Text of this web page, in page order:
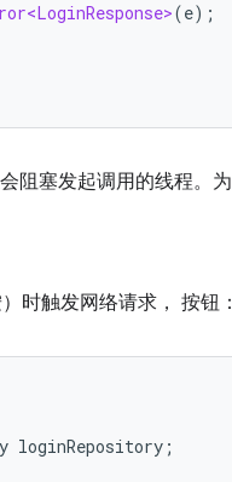
(e);
阻塞发起调用的线程。
时触发网络请求， 按钮：
loginRepository ;